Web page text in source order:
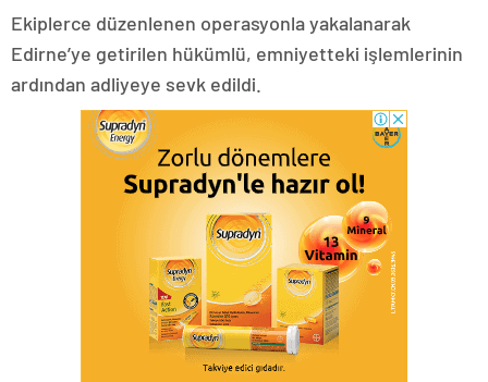
Ekiplerce düzenlenen operasyonla yakalanarak
Edirne’ye getirilen hükümlü, emniyetteki işlemlerinin
ardından adliyeye sevk edildi.